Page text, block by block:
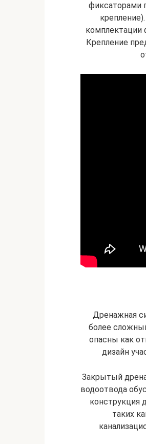
фиксаторами
комплектации
Крепление
Дренажная
более
опасны как
дизайн
Закрытый
водоотвода
конструкция
таких